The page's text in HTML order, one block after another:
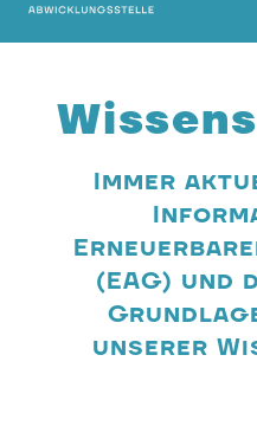
Immer
(EAG)
unserer